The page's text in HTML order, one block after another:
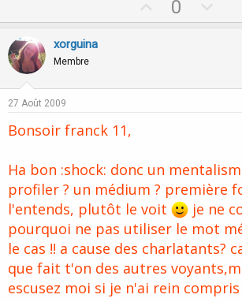
p
0
o
xorguina
Membre
27 Août 2009
Bonsoir franck 11,
Ha bon :shock: donc un
profiler ? un médium ? première
l'entends, plutôt le voit
je ne
pourquoi ne pas utiliser le mot
le cas !! a cause des charlatants?
que fait t'on des autres
escusez moi si je n'ai rein compris